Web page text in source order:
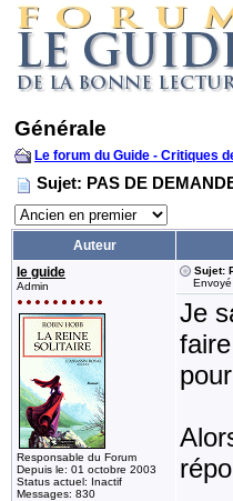
Générale
Le forum du Guide - Critiques
Sujet: PAS DE
Auteur
le guide
Admin
Responsable du Forum
Depuis le: 01 octobre 2003
Status actuel: Inactif
Messages: 830
Sujet:
Envoyé
Je